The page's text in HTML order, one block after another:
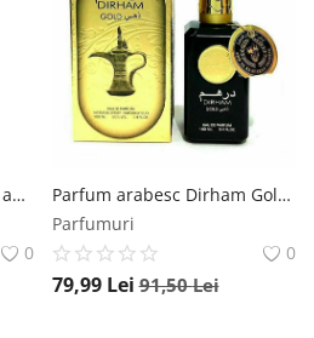
Louis Varel Extreme Rose, apa de parfum 100 ml, unisex Louis Varel
0
Parfum arabesc Dirham Gold, Ard Al Zaafaran, apa de parfum 100 ml, unisex Ard Al Zaafaran
Parfumuri
0
79,99 Lei 91,50Lei